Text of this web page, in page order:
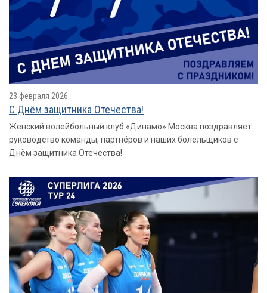
23 февраля 2026
С Днём защитника Отечества!
Женский волейбольный клуб «Динамо» Москва поздравляет
руководство команды, партнёров и наших болельщиков с
Днём защитника Отечества!